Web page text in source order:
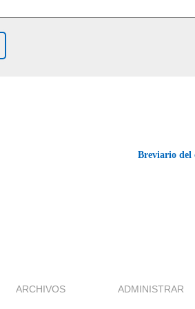
Breviario del
ARCHIVOS ADMINISTRAR